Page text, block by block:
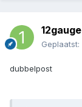
12gauge
Geplaatst:
dubbelpost